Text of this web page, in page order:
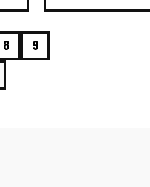
8
9